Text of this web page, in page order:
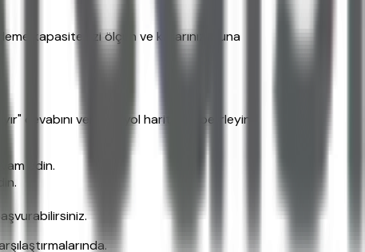
kapasitenizi ölçün ve kararınızı buna
cevabını verin ve yol haritanızı belirleyin.
edin.